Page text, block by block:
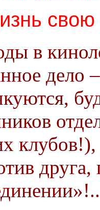
свою
в
дело